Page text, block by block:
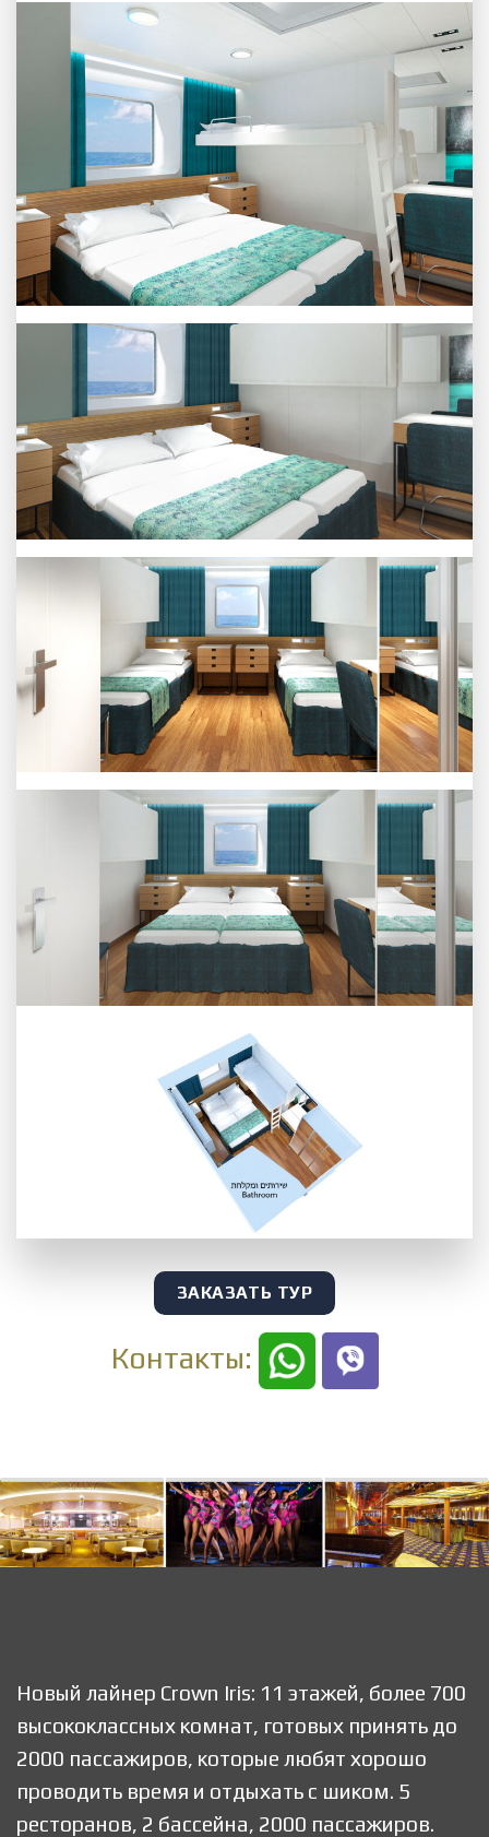
ЗАКАЗАТЬ ТУР
Контакты:
Новый лайнер Crown Iris: 11 этажей, более 700
высококлассных комнат, готовых принять до
2000 пассажиров, которые любят хорошо
проводить время и отдыхать с шиком. 5
ресторанов, 2 бассейна, 2000 пассажиров.